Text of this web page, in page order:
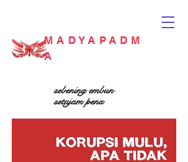
MADYAPADM
A
sebening embun
setajam pena